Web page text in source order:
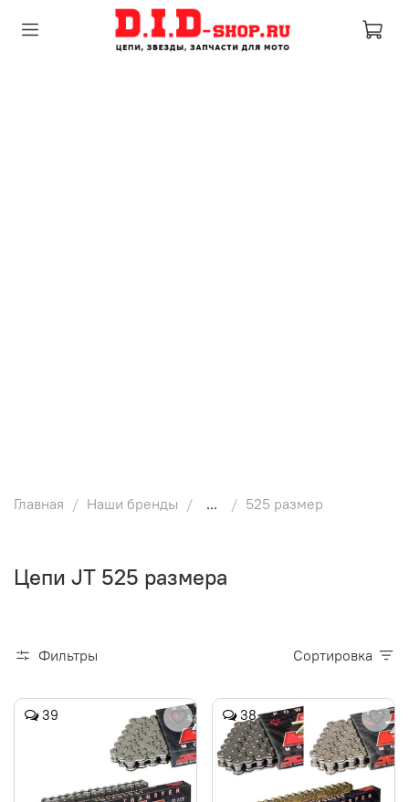
Главная Наши бренды ... 525 размер
Цепи JT 525 размера
Фильтры Сортировка
39 38